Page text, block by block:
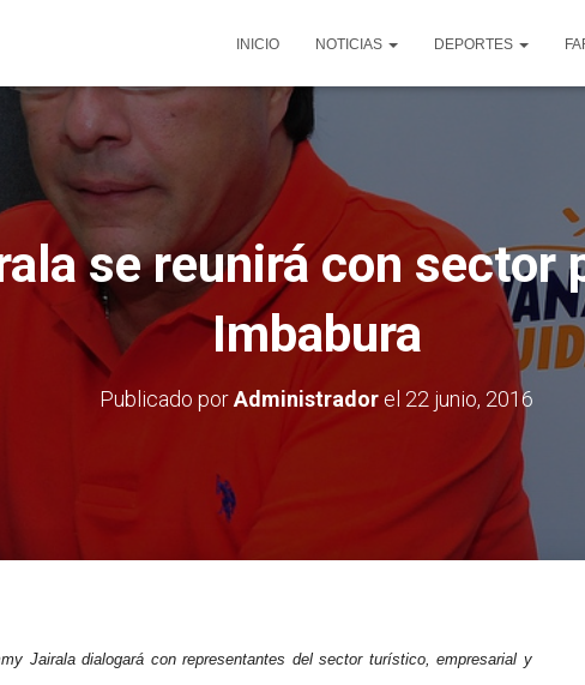
INICIO NOTICIAS DEPORTES
se reunirá con sector
Imbabura
Publicado porAdministradorel 22 junio, 2016
Jairala dialogará con representantes del sector turístico, empresarial y